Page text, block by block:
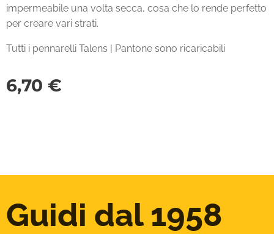
impermeabile una volta secca, cosa che lo rende perfetto
per creare vari strati.
Tutti i pennarelli Talens | Pantone sono ricaricabili
6,70 €
Guidi dal 1958